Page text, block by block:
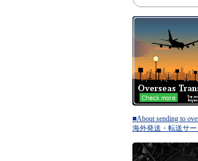
■About sending to
海外発送・転送サ